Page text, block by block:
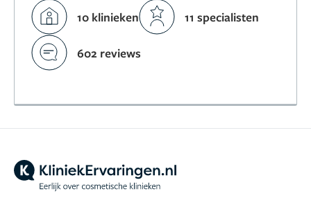
10 klinieken 11 specialisten
602 reviews